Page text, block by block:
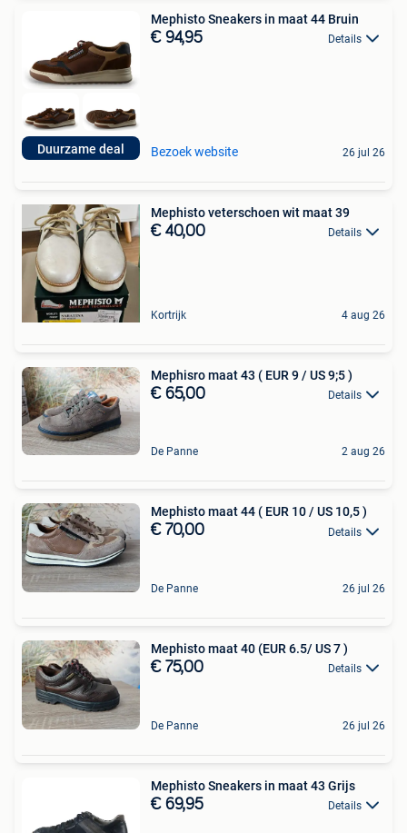
Duurzame deal
Mephisto Sneakers in maat 44 Bruin
€ 94,95 Details
Bezoek website 26 jul 26
Mephisto veterschoen wit maat 39
€ 40,00 Details
Kortrijk 4 aug 26
Mephisro maat 43 ( EUR 9 / US 9;5 )
€ 65,00 Details
De Panne 2 aug 26
Mephisto maat 44 ( EUR 10 / US 10,5 )
€ 70,00 Details
De Panne 26 jul 26
Mephisto maat 40 (EUR 6.5/ US 7 )
€ 75,00 Details
De Panne 26 jul 26
Mephisto Sneakers in maat 43 Grijs
€ 69,95 Details